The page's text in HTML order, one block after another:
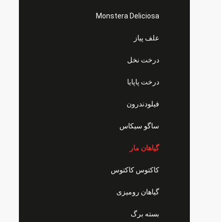
Monstera Deliciosa
علف پیاز
درخت نخل
درخت پاپایا
فیلودندرون
ساگو سیکاس
گیاهان مار
کاکتوس کاکتوس
گیاهان رومیزی
بسته برگ